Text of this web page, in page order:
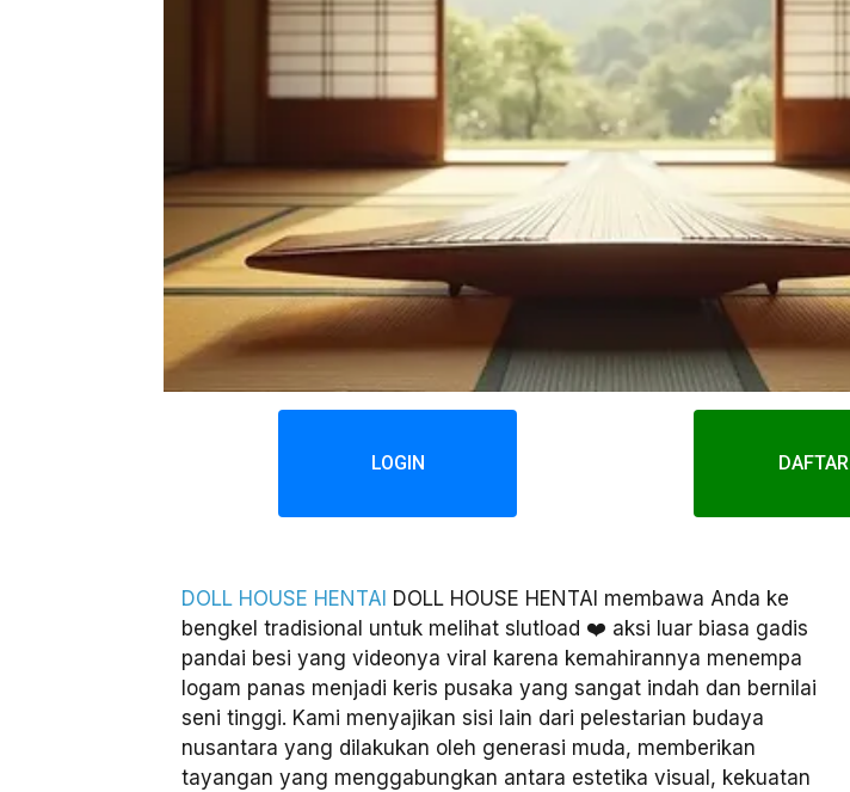
LOGIN DAFTAR
DOLL HOUSE HENTAI DOLL HOUSE HENTAI membawa Anda ke
bengkel tradisional untuk melihat slutload ❤️ aksi luar biasa gadis
pandai besi yang videonya viral karena kemahirannya menempa
logam panas menjadi keris pusaka yang sangat indah dan bernilai
seni tinggi. Kami menyajikan sisi lain dari pelestarian budaya
nusantara yang dilakukan oleh generasi muda, memberikan
tayangan yang menggabungkan antara estetika visual, kekuatan